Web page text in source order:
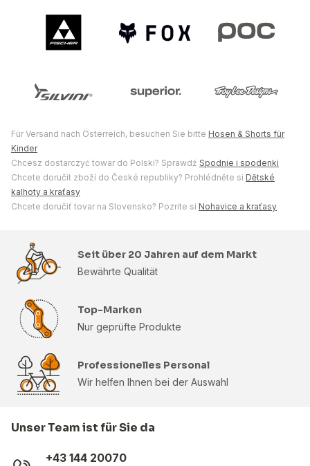
Für Versand nach Österreich, besuchen Sie bitte Hosen & Shorts für
Kinder
Chcesz dostarczyć towar do Polski? Sprawdź Spodnie i spodenki
Chcete doručit zboží do České republiky? Prohlédněte si Dětské
kalhoty a kraťasy
Chcete doručiť tovar na Slovensko? Pozrite si Nohavice a kraťasy
Seit über 20 Jahren auf dem Markt
Bewährte Qualität
Top-Marken
Nur geprüfte Produkte
Professionelles Personal
Wir helfen Ihnen bei der Auswahl
Unser Team ist für Sie da
+43 144 20070